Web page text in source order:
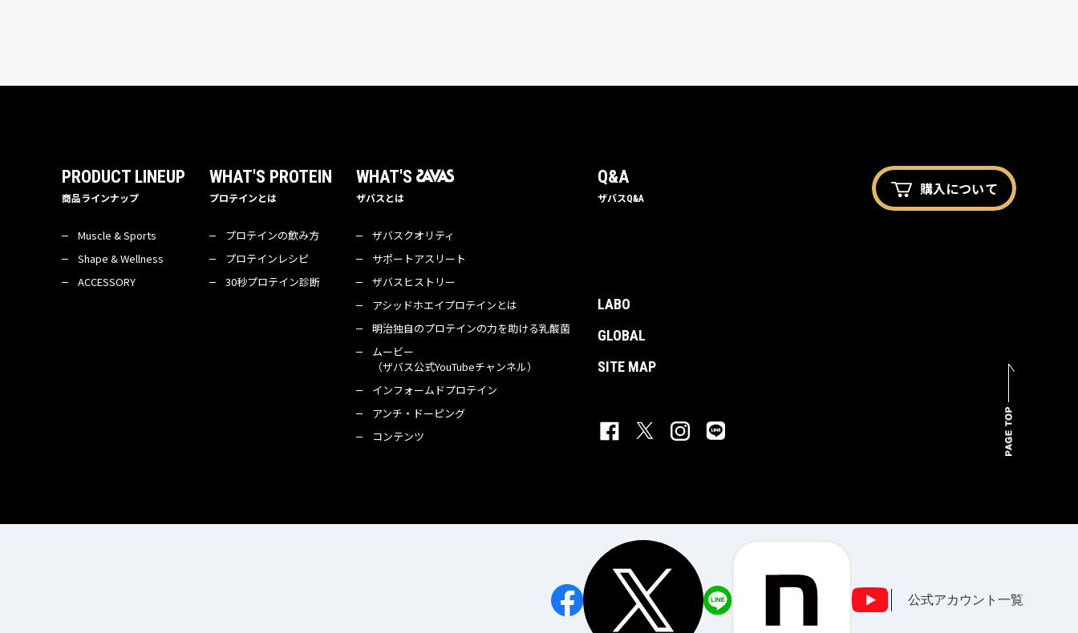
PRODUCT LINEUP
商品ラインナップ
Muscle & Sports
Shape & Wellness
ACCESSORY
WHAT'S PROTEIN
プロテインとは
プロテインの飲み方
プロテインレシピ
30秒プロテイン診断
WHAT'S
ザバスとは
ザバスクオリティ
サポートアスリート
ザバスヒストリー
アシッドホエイプロテインとは
明治独自のプロテインの力を助ける乳酸菌
ムービー
（ザバス公式YouTubeチャンネル）
インフォームドプロテイン
アンチ・ドーピング
コンテンツ
Q&A
ザバスQ&A
購入について
LABO
GLOBAL
SITE MAP
公式アカウント一覧